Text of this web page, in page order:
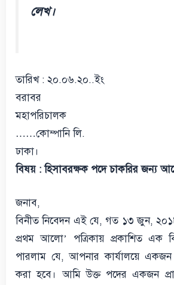
লেখ।
তারিখ : ২০.০৬.২০..ইং
বরাবর
মহাপরিচালক
……কোম্পানি লি.
ঢাকা।
বিষয় : হিসাবরক্ষক পদে চাকরির জন্য
জনাব,
বিনীত নিবেদন এই যে, গত ১৩ জুন,
প্রথম আলো’ পত্রিকায় প্রকাশিত এক
পারলাম যে, আপনার কার্যালয়ে একজন
করা হবে। আমি উক্ত পদের একজন